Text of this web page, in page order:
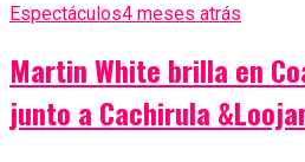
Espectáculos4 meses atrás
Martin White brilla en
junto a Cachirula